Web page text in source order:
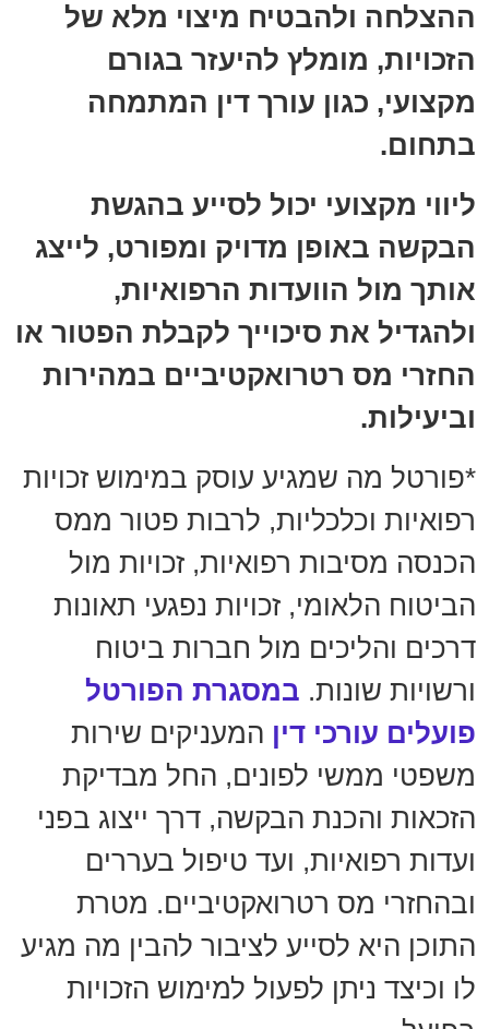
ההצלחה ולהבטיח מיצוי מלא של
הזכויות, מומלץ להיעזר בגורם
מקצועי, כגון עורך דין המתמחה
בתחום.
ליווי מקצועי יכול לסייע בהגשת
הבקשה באופן מדויק ומפורט, לייצג
אותך מול הוועדות הרפואיות,
ולהגדיל את סיכוייך לקבלת הפטור או
החזרי מס רטרואקטיביים במהירות
וביעילות.
*פורטל מה שמגיע עוסק במימוש זכויות
רפואיות וכלכליות, לרבות פטור ממס
הכנסה מסיבות רפואיות, זכויות מול
הביטוח הלאומי, זכויות נפגעי תאונות
דרכים והליכים מול חברות ביטוח
ורשויות שונות. במסגרת הפורטל
פועלים עורכי דין המעניקים שירות
משפטי ממשי לפונים, החל מבדיקת
הזכאות והכנת הבקשה, דרך ייצוג בפני
ועדות רפואיות, ועד טיפול בעררים
ובהחזרי מס רטרואקטיביים. מטרת
התוכן היא לסייע לציבור להבין מה מגיע
לו וכיצד ניתן לפעול למימוש הזכויות